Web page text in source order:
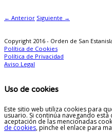
← Anterior Siguiente →
Copyright 2016 - Orden de San
Política de Cookies
Política de Privacidad
Aviso Legal
Uso de cookies
Este sitio web utiliza cookies para
usuario. Si continúa navegando
aceptación de las mencionadas
de cookies, pinche el enlace para